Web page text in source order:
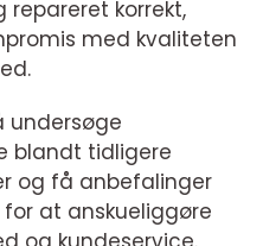
repareret korrekt,
med kvaliteten
undersøge
blandt tidligere
og få anbefalinger
at anskueliggøre